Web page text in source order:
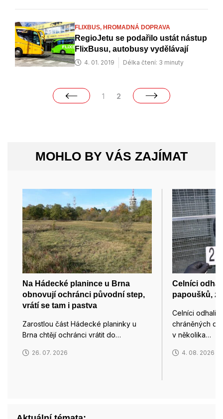
FLIXBUS, HROMADNÁ DOPRAVA
RegioJetu se podařilo ustát nástup
FlixBusu, autobusy vydělávají
4. 01. 2019 Délka čtení: 3 minuty
1 2
MOHLO BY VÁS ZAJÍMAT
Na Hádecké planince u Brna
obnovují ochránci původní step,
vrátí se tam i pastva
Zarostlou část Hádecké planinky u
Brna chtějí ochránci vrátit do…
26. 07. 2026
Celníci
papoušků,
Celníci odhalili
chráněných
v několika…
4. 08. 2026